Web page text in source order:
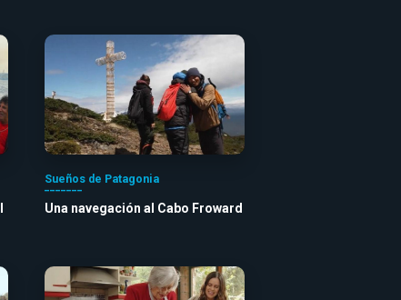
Sueños de Patagonia
Una navegación al Cabo Froward